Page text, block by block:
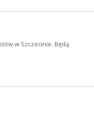
w Szczecinie. Będą